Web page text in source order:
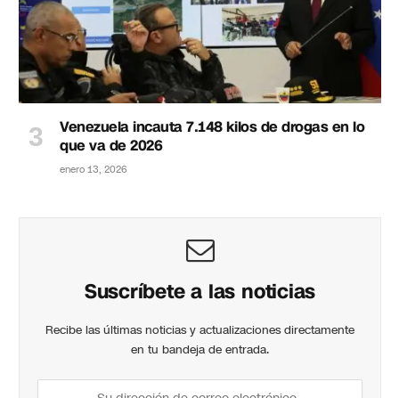
Venezuela incauta 7.148 kilos de drogas en lo
que va de 2026
enero 13, 2026
Suscríbete a las noticias
Recibe las últimas noticias y actualizaciones directamente
en tu bandeja de entrada.